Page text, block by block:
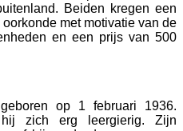
Beiden kregen een
met motivatie van de
en een prijs van 500
op 1 februari 1936.
zich erg leergierig. Zijn